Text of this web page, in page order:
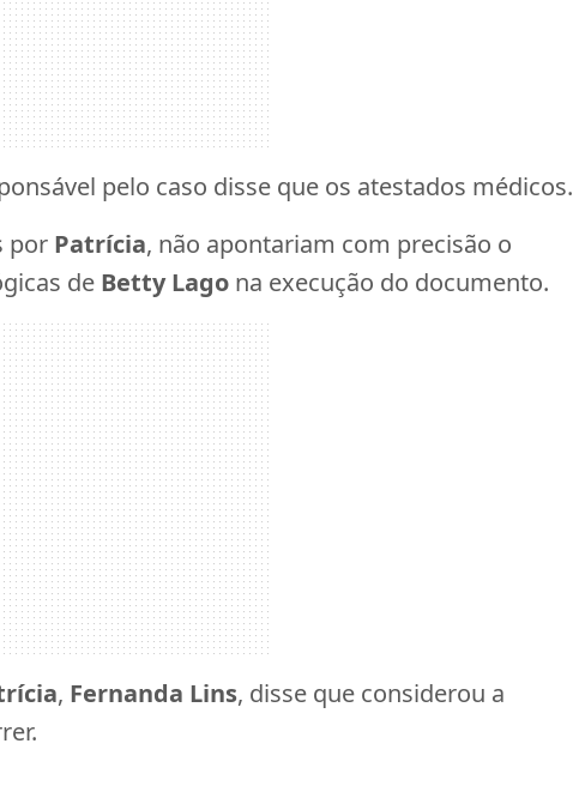
pelo caso disse que os atestados médicos.
por Patrícia, não apontariam com precisão o
de Betty Lago na execução do documento.
, Fernanda Lins, disse que considerou a